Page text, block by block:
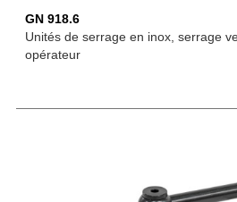
GN 918.6
Unités de serrage en inox, serrage
opérateur